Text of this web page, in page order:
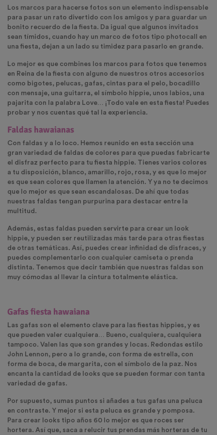
Los marcos para hacerse fotos son un elemento indispensable
para pasar un rato divertido con los amigos y para guardar un
bonito recuerdo de la fiesta. Da igual que algunos invitados
sean tímidos, cuando hay un marco de fotos tipo photocall en
una fiesta, dejan a un lado su timidez para pasarlo en grande.
Lo mejor es que combines los marcos para fotos que tenemos
en Reina de la fiesta con alguno de nuestros otros accesorios
como bigotes, pelucas, gafas, cintas para el pelo, bocadillo
con mensaje, una guitarra, el símbolo hippie, unos labios, una
pajarita con la palabra Love… ¡Todo vale en esta fiesta! Puedes
probar y nos cuentas qué tal la experiencia.
Faldas hawaianas
Con faldas y a lo loco. Hemos reunido en esta sección una
gran variedad de faldas de colores para que puedas fabricarte
el disfraz perfecto para tu fiesta hippie. Tienes varios colores
a tu disposición, blanco, amarillo, rojo, rosa, y es que lo mejor
es que sean colores que llamen la atención. Y ya no te decimos
que lo mejor es que sean escandalosas. De ahí que todas
nuestras faldas tengan purpurina para destacar entre la
multitud.
Además, estas faldas pueden servirte para crear un look
hippie, y pueden ser reutilizadas más tarde para otras fiestas
de otras temáticas. Así, puedes crear infinidad de disfraces, y
puedes complementarlo con cualquier camiseta o prenda
distinta. Tenemos que decir también que nuestras faldas son
muy cómodas al llevar la cintura totalmente elástica.
Gafas fiesta hawaiana
Las gafas son el elemento clave para las fiestas hippies, y es
que pueden valer cualquiera… Bueno, cualquiera, cualquiera
tampoco. Valen las que son grandes y locas. Redondas estilo
John Lennon, pero a lo grande, con forma de estrella, con
forma de boca, de margarita, con el símbolo de la paz. Nos
encanta la cantidad de looks que se pueden formar con tanta
variedad de gafas.
Por supuesto, sumas puntos si añades a tus gafas una peluca
en contraste. Y mejor si esta peluca es grande y pomposa.
Para crear looks tipo años 60 lo mejor es que roces ser
hortera. Así que, saca a relucir tus prendas más horteras de tu